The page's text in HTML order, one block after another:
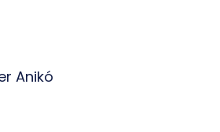
Anikó